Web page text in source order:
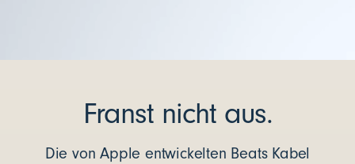
Franst nicht aus.
Die von Apple entwickelten Beats Kabel